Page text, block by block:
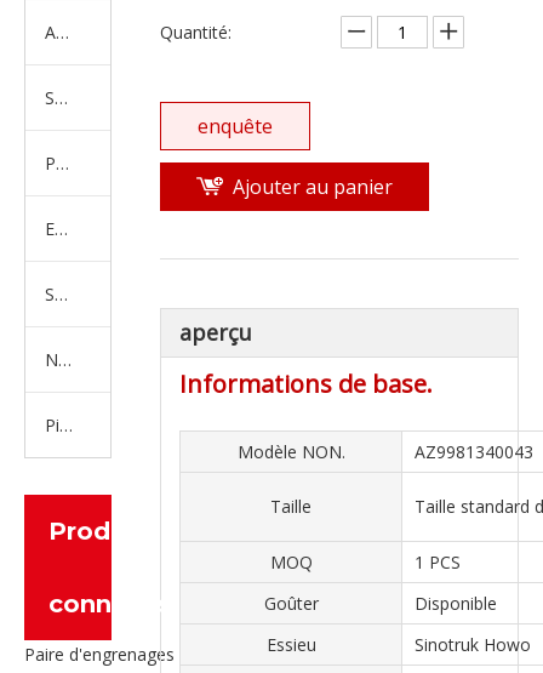
Amortisseur Série
Système de direction
Produits en caoutchouc
Embrayage Série
Série de bras de réglage
Nouvelles pièces de camion d'énergie
Pièces de moteur
Produits
connexes
Paire d'engrenages coniques à essieu moyen 27/18 pour pièces de rechange de camion Ankai & BENZ Foton Auman HFF2502040/41CK1BZ
Quantité:
enquête
Ajouter au panier
aperçu
Informations de base.
Modèle NON. AZ9981340043
Taille Taille standard
MOQ
1 PCS
Goûter
Disponible
Essieu
Sinotruk Howo